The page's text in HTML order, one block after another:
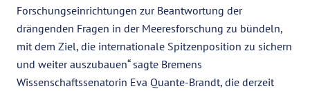
Forschungseinrichtungen zur Beantwortung der
drängenden Fragen in der Meeresforschung zu bündeln,
mit dem Ziel, die internationale Spitzenposition zu sichern
und weiter auszubauen“ sagte Bremens
Wissenschaftssenatorin Eva Quante-Brandt, die derzeit